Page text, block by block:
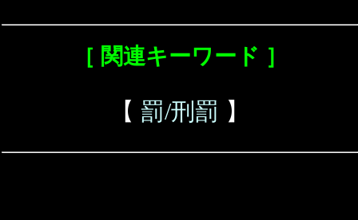
［ 関連キーワード ］
【 罰/刑罰 】